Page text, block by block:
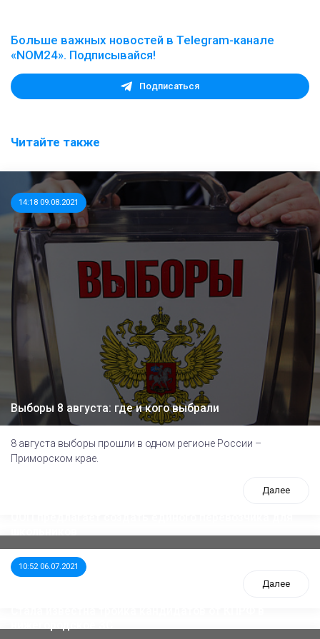
Больше важных новостей в Telegram-канале
«NOM24». Подписывайся!
Подписаться
Читайте также
14:18 09.08.2021
Выборы 8 августа: где и кого выбрали
8 августа выборы прошли в одном регионе России –
Приморском крае.
Далее
10:52 06.07.2021
Далее